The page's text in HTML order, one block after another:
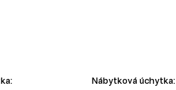
Nábytková úchytka: